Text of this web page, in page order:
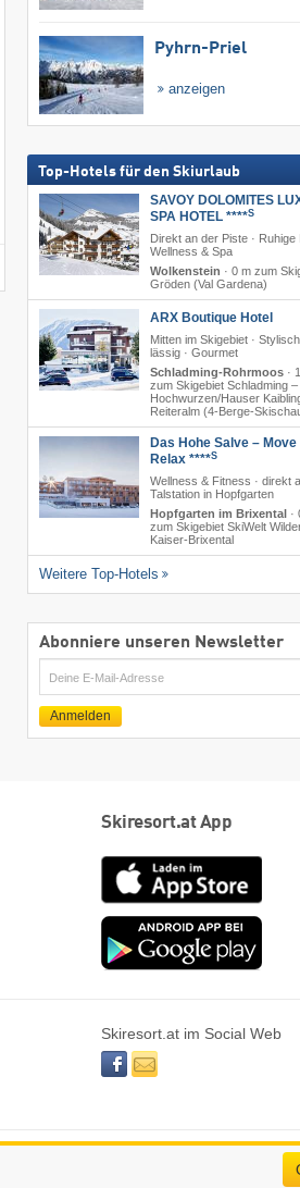
Pyhrn-Priel
anzeigen
Top-Hotels für den Skiurlaub
SAVOY DOLOMITES
SPA HOTEL ****S
Direkt an der Piste · Ruhige
Wellness & Spa
Wolkenstein · 0 m zum
Gröden (Val Gardena)
ARX Boutique Hotel
Mitten im Skigebiet ·
lässig · Gourmet
Schladming-Rohrmoos·
zum Skigebiet Schladming –
Hochwurzen/​Hauser
Reiteralm (4-Berge-
Das Hohe Salve – Move
Relax ****S
Wellness & Fitness · direkt
Talstation in Hopfgarten
Hopfgarten im Brixental·
zum Skigebiet SkiWelt
Kaiser-Brixental
Weitere Top-Hotels
Abonniere unseren Newsletter
E-
Mail
Anmelden
Skiresort.at App
App
Store
Skiresort.at im Social Web
facebooknewsletter